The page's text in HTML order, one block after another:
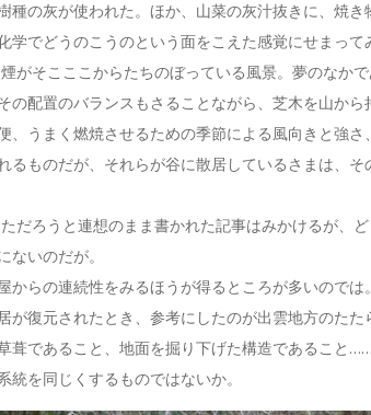
種の灰が使われた。ほか、山菜の灰汁抜きに、焼き
でどうのこうのという面をこえた感覚にせまって
がそこここからたちのぼっている風景。夢のなか
の配置のバランスもさることながら、芝木を山から
、うまく燃焼させるための季節による風向きと強さ
るものだが、それらが谷に散居しているさまは、そ
だろうと連想のまま書かれた記事はみかけるが、ど
いのだが。
らの連続性をみるほうが得るところが多いのでは。
が復元されたとき、参考にしたのが出雲地方のたた
葺であること、地面を掘り下げた構造であること
を同じくするものではないか。